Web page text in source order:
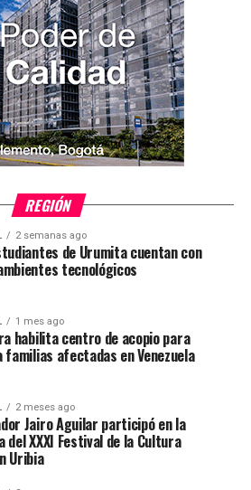
REGIÓN
2 semanas ago
de Urumita cuentan con
tecnológicos
1 mes ago
habilita centro de acopio para
familias afectadas en Venezuela
2 meses ago
Jairo Aguilar participó en la
del XXXI Festival de la Cultura
Uribia